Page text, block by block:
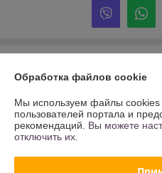
"Контур"
г. Могилёв, ул. К. Маркса, д. 29
Регистрационный номер ЕГР:
УНП: 700433956
Обработка файлов cookie
Мы используем файлы cookies
пользователей портала и
рекомендаций. Вы можете
отключить их.